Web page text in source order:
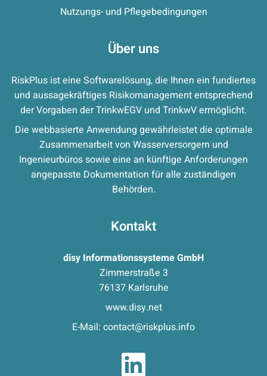
Nutzungs- und Pflegebedingungen
Über uns
RiskPlus ist eine Softwarelösung, die Ihnen ein fundiertes
und aussagekräftiges Risikomanagement entsprechend
der Vorgaben der TrinkwEGV und TrinkwV ermöglicht.
Die webbasierte Anwendung gewährleistet die optimale
Zusammenarbeit von Wasserversorgern und
Ingenieurbüros sowie eine an künftige Anforderungen
angepasste Dokumentation für alle zuständigen
Behörden.
Kontakt
disy Informationssysteme GmbH
Zimmerstraße 3
76137 Karlsruhe
www.disy.net
E-Mail: contact@riskplus.info